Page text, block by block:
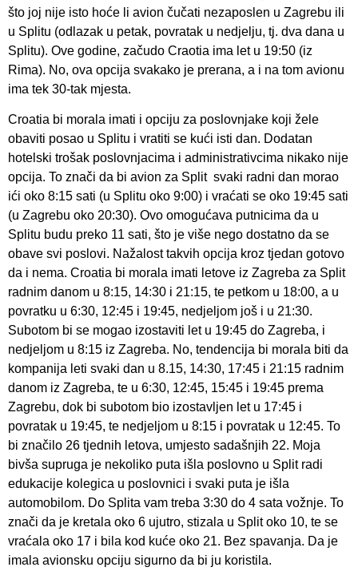
što joj nije isto hoće li avion čučati nezaposlen u Zagrebu ili
u Splitu (odlazak u petak, povratak u nedjelju, tj. dva dana u
Splitu). Ove godine, začudo Craotia ima let u 19:50 (iz
Rima). No, ova opcija svakako je prerana, a i na tom avionu
ima tek 30-tak mjesta.
Croatia bi morala imati i opciju za poslovnjake koji žele
obaviti posao u Splitu i vratiti se kući isti dan. Dodatan
hotelski trošak poslovnjacima i administrativcima nikako nije
opcija. To znači da bi avion za Split svaki radni dan morao
ići oko 8:15 sati (u Splitu oko 9:00) i vraćati se oko 19:45 sati
(u Zagrebu oko 20:30). Ovo omogućava putnicima da u
Splitu budu preko 11 sati, što je više nego dostatno da se
obave svi poslovi. Nažalost takvih opcija kroz tjedan gotovo
da i nema. Croatia bi morala imati letove iz Zagreba za Split
radnim danom u 8:15, 14:30 i 21:15, te petkom u 18:00, a u
povratku u 6:30, 12:45 i 19:45, nedjeljom još i u 21:30.
Subotom bi se mogao izostaviti let u 19:45 do Zagreba, i
nedjeljom u 8:15 iz Zagreba. No, tendencija bi morala biti da
kompanija leti svaki dan u 8.15, 14:30, 17:45 i 21:15 radnim
danom iz Zagreba, te u 6:30, 12:45, 15:45 i 19:45 prema
Zagrebu, dok bi subotom bio izostavljen let u 17:45 i
povratak u 19:45, te nedjeljom u 8:15 i povratak u 12:45. To
bi značilo 26 tjednih letova, umjesto sadašnjih 22. Moja
bivša supruga je nekoliko puta išla poslovno u Split radi
edukacije kolegica u poslovnici i svaki puta je išla
automobilom. Do Splita vam treba 3:30 do 4 sata vožnje. To
znači da je kretala oko 6 ujutro, stizala u Split oko 10, te se
vraćala oko 17 i bila kod kuće oko 21. Bez spavanja. Da je
imala avionsku opciju sigurno da bi ju koristila.